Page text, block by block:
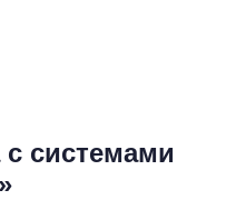
с системами